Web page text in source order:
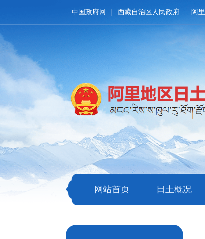
中国政府网 西藏自治区人民政府 阿
网站首页 日土概况